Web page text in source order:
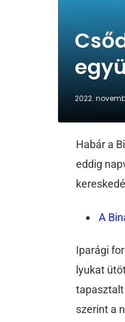
2022.
Habár a
eddig
A
Iparági
lyukat
szerint a